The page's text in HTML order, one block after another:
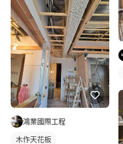
鴻業國際工程
木作天花板